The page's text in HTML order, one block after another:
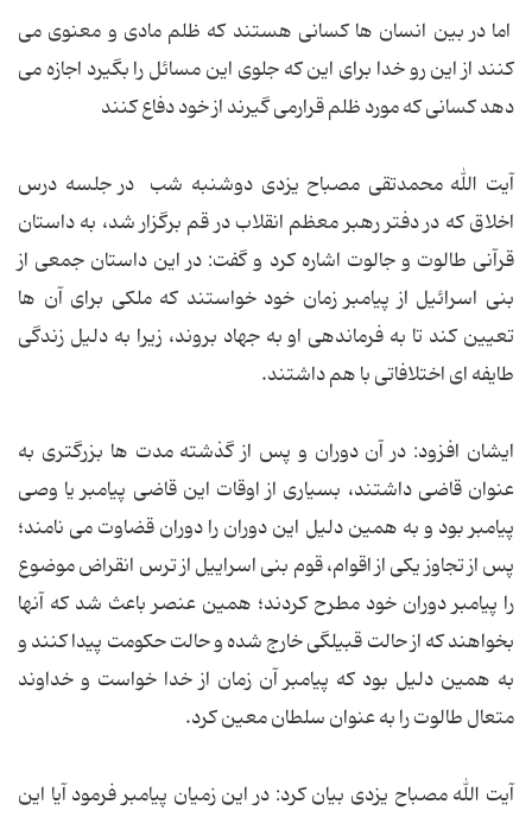
اما در بین انسان ها کسانی هستند که ظلم مادی و معنوی می
کنند از این رو خدا برای این که جلوی این مسائل را بگیرد اجازه می
دهد کسانی که مورد ظلم قرارمی گیرند از خود دفاع کنند
آیت الله محمدتقی مصباح یزدی دوشنبه شب در جلسه درس
اخلاق که در دفتر رهبر معظم انقلاب در قم برگزار شد، به داستان
قرآنی طالوت و جالوت اشاره کرد و گفت: در این داستان جمعی از
بنی اسرائیل از پیامبر زمان خود خواستند که ملکی برای آن ها
تعیین کند تا به فرماندهی او به جهاد بروند، زیرا به دلیل زندگی
طایفه ای اختلافاتی با هم داشتند.
ایشان افزود: در آن دوران و پس از گذشته مدت ها بزرگتری به
عنوان قاضی داشتند، بسیاری از اوقات این قاضی پیامبر یا وصی
پیامبر بود و به همین دلیل این دوران را دوران قضاوت می نامند؛
پس از تجاوز یکی از اقوام، قوم بنی اسراییل از ترس انقراض موضوع
را پیامبر دوران خود مطرح کردند؛ همین عنصر باعث شد که آنها
بخواهند که از حالت قبیلگی خارج شده و حالت حکومت پیدا کنند و
به همین دلیل بود که پیامبر آن زمان از خدا خواست و خداوند
متعال طالوت را به عنوان سلطان معین کرد.
آیت الله مصباح یزدی بیان کرد: در این زمیان پیامبر فرمود آیا این